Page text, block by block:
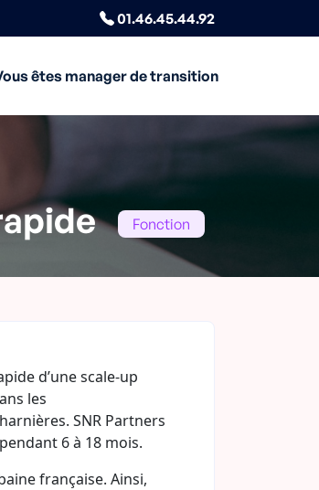
01.46.45.44.92
êtes manager de transition
Fonction
d’une scale-up
les
SNR Partners
6 à 18 mois.
française. Ainsi,